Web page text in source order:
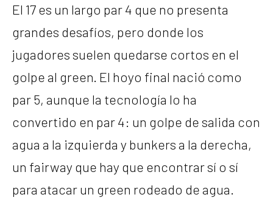
El 17 es un largo par 4 que no presenta
grandes desafíos, pero donde los
jugadores suelen quedarse cortos en el
golpe al green. El hoyo final nació como
par 5, aunque la tecnología lo ha
convertido en par 4: un golpe de salida con
agua a la izquierda y bunkers a la derecha,
un fairway que hay que encontrar sí o sí
para atacar un green rodeado de agua.